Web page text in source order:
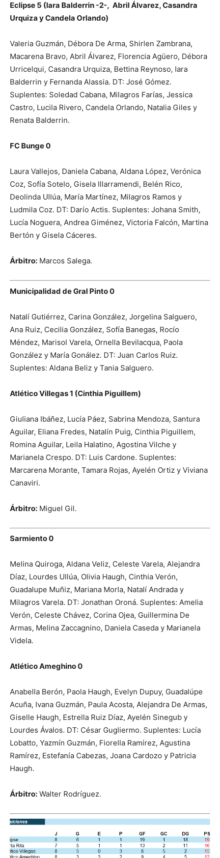
Eclipse 5 (Iara Balderrin -2-, Abril Álvarez, Casandra
Urquiza y Candela Orlando)
Valeria Guzmán, Débora De Arma, Shirlen Zambrana,
Macarena Bravo, Abril Álvarez, Florencia Agüero, Débora
Urricelqui, Casandra Urquiza, Bettina Reynoso, Iara
Balderrin y Fernanda Alassia. DT: José Gómez.
Suplentes: Soledad Cabana, Milagros Farías, Jessica
Castro, Lucila Rivero, Candela Orlando, Natalia Giles y
Renata Balderrin.
FC Bunge 0
Laura Vallejos, Daniela Cabana, Aldana López, Verónica
Coz, Sofía Sotelo, Gisela Illarramendi, Belén Rico,
Deolinda Ullúa, María Martínez, Milagros Ramos y
Ludmila Coz. DT: Darío Actis. Suplentes: Johana Smith,
Lucía Noguera, Andrea Giménez, Victoria Falcón, Martina
Bertón y Gisela Cáceres.
Árbitro: Marcos Salega.
Municipalidad de Gral Pinto 0
Natalí Gutiérrez, Carina González, Jorgelina Salguero,
Ana Ruiz, Cecilia González, Sofía Banegas, Rocío
Méndez, Marisol Varela, Ornella Bevilacqua, Paola
González y María Gonález. DT: Juan Carlos Ruiz.
Suplentes: Aldana Beliz y Tania Salguero.
Atlético Villegas 1 (Cinthia Piguillem)
Giuliana Ibáñez, Lucía Páez, Sabrina Mendoza, Santura
Aguilar, Eliana Fredes, Natalín Puig, Cinthia Piguillem,
Romina Aguilar, Leila Halatino, Agostina Vilche y
Marianela Crespo. DT: Luis Cardone. Suplentes:
Marcarena Morante, Tamara Rojas, Ayelén Ortiz y Viviana
Canaviri.
Árbitro: Miguel Gil.
Sarmiento 0
Melina Quiroga, Aldana Veliz, Celeste Varela, Alejandra
Díaz, Lourdes Ullúa, Olivia Haugh, Cinthia Verón,
Guadalupe Muñiz, Mariana Morla, Natalí Andrada y
Milagros Varela. DT: Jonathan Oroná. Suplentes: Amelia
Verón, Celeste Chávez, Corina Ojea, Guillermina De
Armas, Melina Zaccagnino, Daniela Caseda y Marianela
Videla.
Atlético Ameghino 0
Anabella Berón, Paola Haugh, Evelyn Dupuy, Guadalúpe
Acuña, Ivana Guzmán, Paula Acosta, Alejandra De Armas,
Giselle Haugh, Estrella Ruiz Díaz, Ayelén Sinegub y
Lourdes Ávalos. DT: César Gugliermo. Suplentes: Lucía
Lobatto, Yazmín Guzmán, Fiorella Ramírez, Agustina
Ramírez, Estefanía Cabezas, Joana Cardozo y Patricia
Haugh.
Árbitro: Walter Rodríguez.